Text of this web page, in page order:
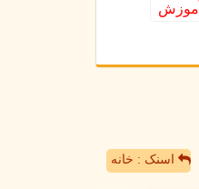
آموزش
اسنک : خانه